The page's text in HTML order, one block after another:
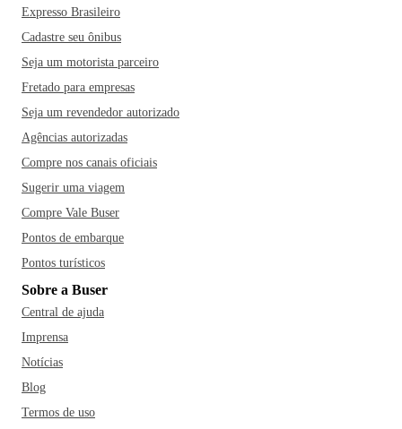
Expresso Brasileiro
Cadastre seu ônibus
Seja um motorista parceiro
Fretado para empresas
Seja um revendedor autorizado
Agências autorizadas
Compre nos canais oficiais
Sugerir uma viagem
Compre Vale Buser
Pontos de embarque
Pontos turísticos
Sobre a Buser
Central de ajuda
Imprensa
Notícias
Blog
Termos de uso